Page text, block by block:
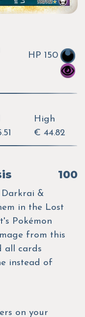
HP 150
High
€ 44.82
100
Darkrai &
in the Lost
Pokémon
from this
all cards
instead of
on your